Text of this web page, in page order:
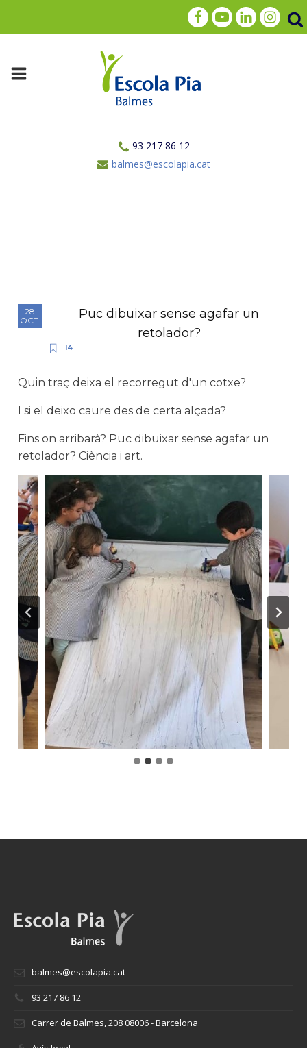
93 217 86 12
balmes@escolapia.cat
28
OCT.
Puc dibuixar sense agafar un
retolador?
I4
Quin traç deixa el recorregut d'un cotxe?
I si el deixo caure des de certa alçada?
Fins on arribarà? Puc dibuixar sense agafar un
retolador? Ciència i art.
balmes@escolapia.cat
93 217 86 12
Carrer de Balmes, 208 08006 - Barcelona